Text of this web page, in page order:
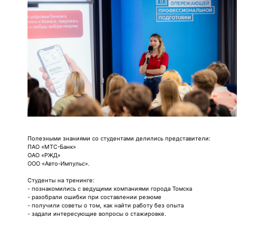
Полезными знаниями со студентами делились представители:
ПАО «МТС-Банк»
ОАО «РЖД»
ООО «Авто-Импульс».
Студенты на тренинге:
- познакомились с ведущими компаниями города Томска
- разобрали ошибки при составлении резюме
- получили советы о том, как найти работу без опыта
- задали интересующие вопросы о стажировке.